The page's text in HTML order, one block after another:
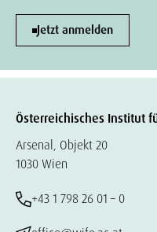
Jetzt anmelden
Österreichisches Institut
Arsenal, Objekt 20
1030 Wien
+43 1 798 26 01 – 0